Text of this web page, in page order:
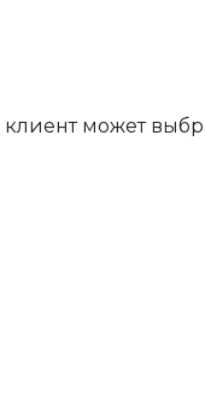
клиент может